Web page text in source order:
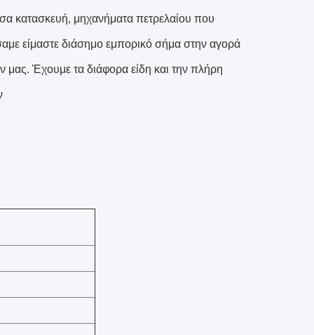
κατασκευή, μηχανήματα πετρελαίου που
είμαστε διάσημο εμπορικό σήμα στην αγορά
μας. Έχουμε τα διάφορα είδη και την πλήρη